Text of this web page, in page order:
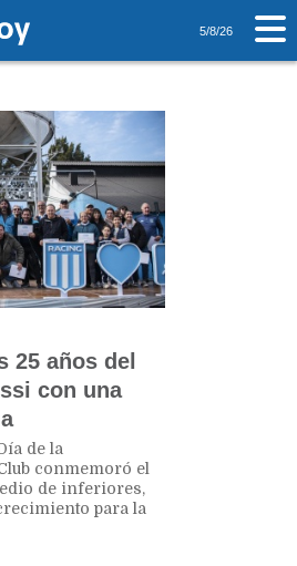
5/8/26
25 años del
con una
de la
conmemoró el
de inferiores,
para la